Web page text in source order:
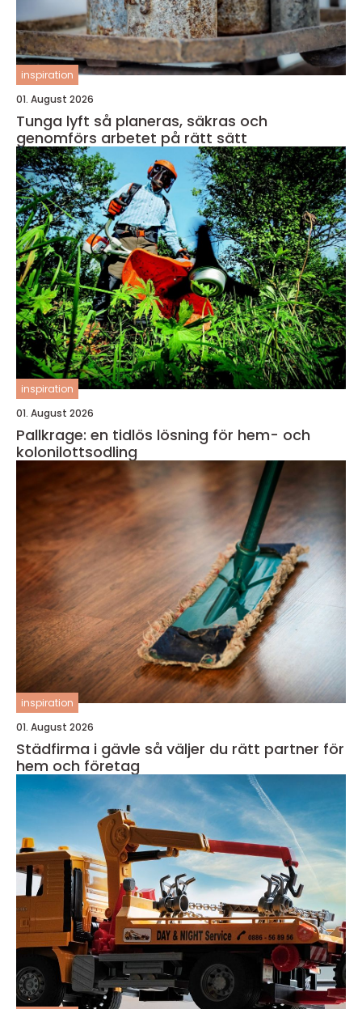
inspiration
01. August 2026
Tunga lyft så planeras, säkras och
genomförs arbetet på rätt sätt
inspiration
01. August 2026
Pallkrage: en tidlös lösning för hem- och
kolonilottsodling
inspiration
01. August 2026
Städfirma i gävle så väljer du rätt partner för
hem och företag